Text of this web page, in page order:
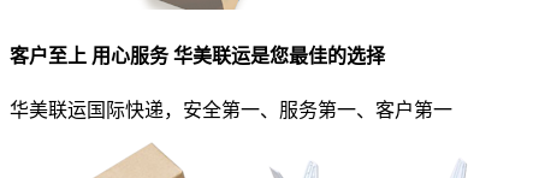
客户至上 用心服务 华美联运是您最佳的选择
华美联运国际快递，安全第一、服务第一、客户第一